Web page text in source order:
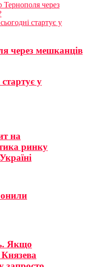
Тернополя через
стартує у
через мешканців
у
на
ринку
Якщо